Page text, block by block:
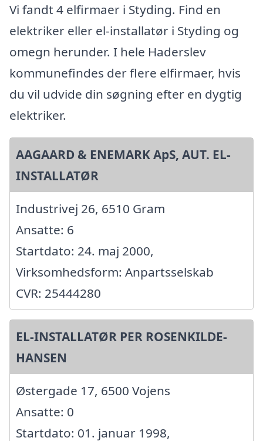
Vi fandt 4 elfirmaer i Styding. Find en
elektriker eller el-installatør i Styding og
omegn herunder. I hele Haderslev
kommunefindes der flere elfirmaer, hvis
du vil udvide din søgning efter en dygtig
elektriker.
AAGAARD & ENEMARK ApS, AUT. EL-
INSTALLATØR
Industrivej 26, 6510 Gram
Ansatte: 6
Startdato: 24. maj 2000,
Virksomhedsform: Anpartsselskab
CVR: 25444280
EL-INSTALLATØR PER ROSENKILDE-
HANSEN
Østergade 17, 6500 Vojens
Ansatte: 0
Startdato: 01. januar 1998,